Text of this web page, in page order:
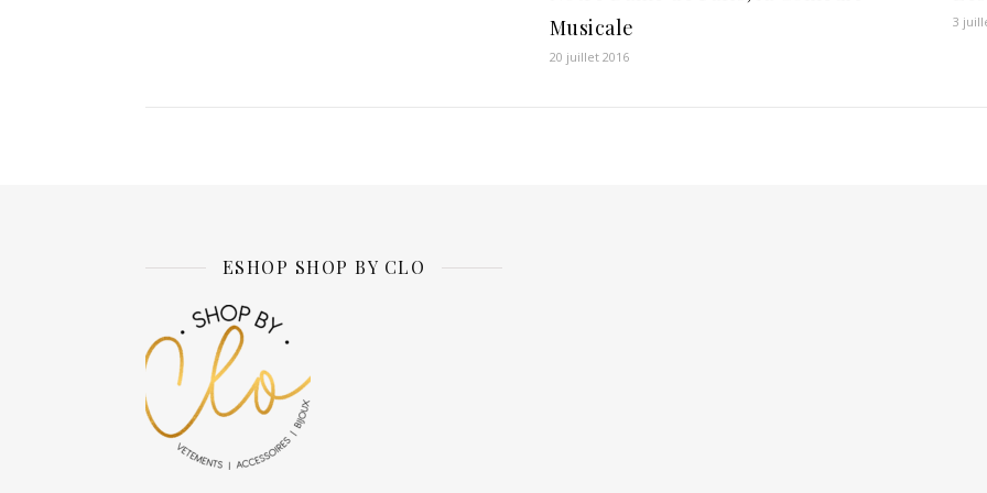
Musicale
20 juillet 2016
3
ESHOP SHOP BY CLO